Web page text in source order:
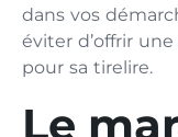
dans vos
éviter d’offrir
pour sa tirelire.
Le